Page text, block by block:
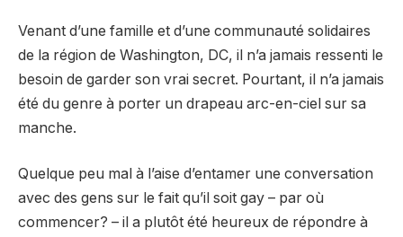
Venant d’une famille et d’une communauté solidaires
de la région de Washington, DC, il n’a jamais ressenti le
besoin de garder son vrai secret. Pourtant, il n’a jamais
été du genre à porter un drapeau arc-en-ciel sur sa
manche.
Quelque peu mal à l’aise d’entamer une conversation
avec des gens sur le fait qu’il soit gay – par où
commencer? – il a plutôt été heureux de répondre à